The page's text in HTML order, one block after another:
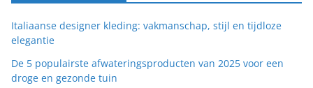
Italiaanse designer kleding: vakmanschap, stijl en tijdloze
elegantie
De 5 populairste afwateringsproducten van 2025 voor een
droge en gezonde tuin